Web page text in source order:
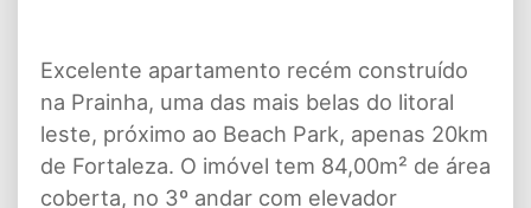
Excelente apartamento recém construído
na Prainha, uma das mais belas do litoral
leste, próximo ao Beach Park, apenas 20km
de Fortaleza. O imóvel tem 84,00m² de área
coberta, no 3º andar com elevador